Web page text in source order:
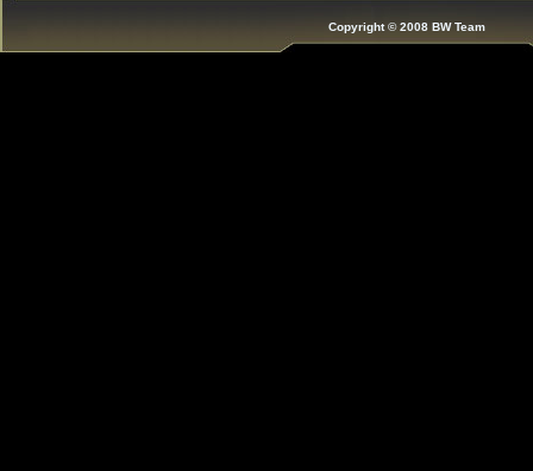
Copyright © 2008 BW Team